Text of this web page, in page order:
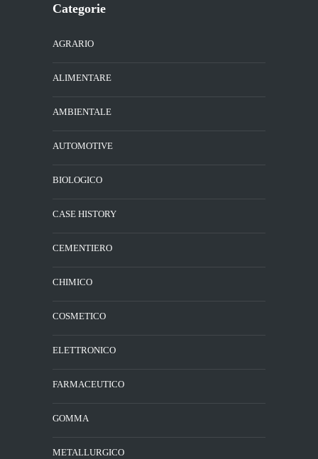
Categorie
AGRARIO
ALIMENTARE
AMBIENTALE
AUTOMOTIVE
BIOLOGICO
CASE HISTORY
CEMENTIERO
CHIMICO
COSMETICO
ELETTRONICO
FARMACEUTICO
GOMMA
METALLURGICO